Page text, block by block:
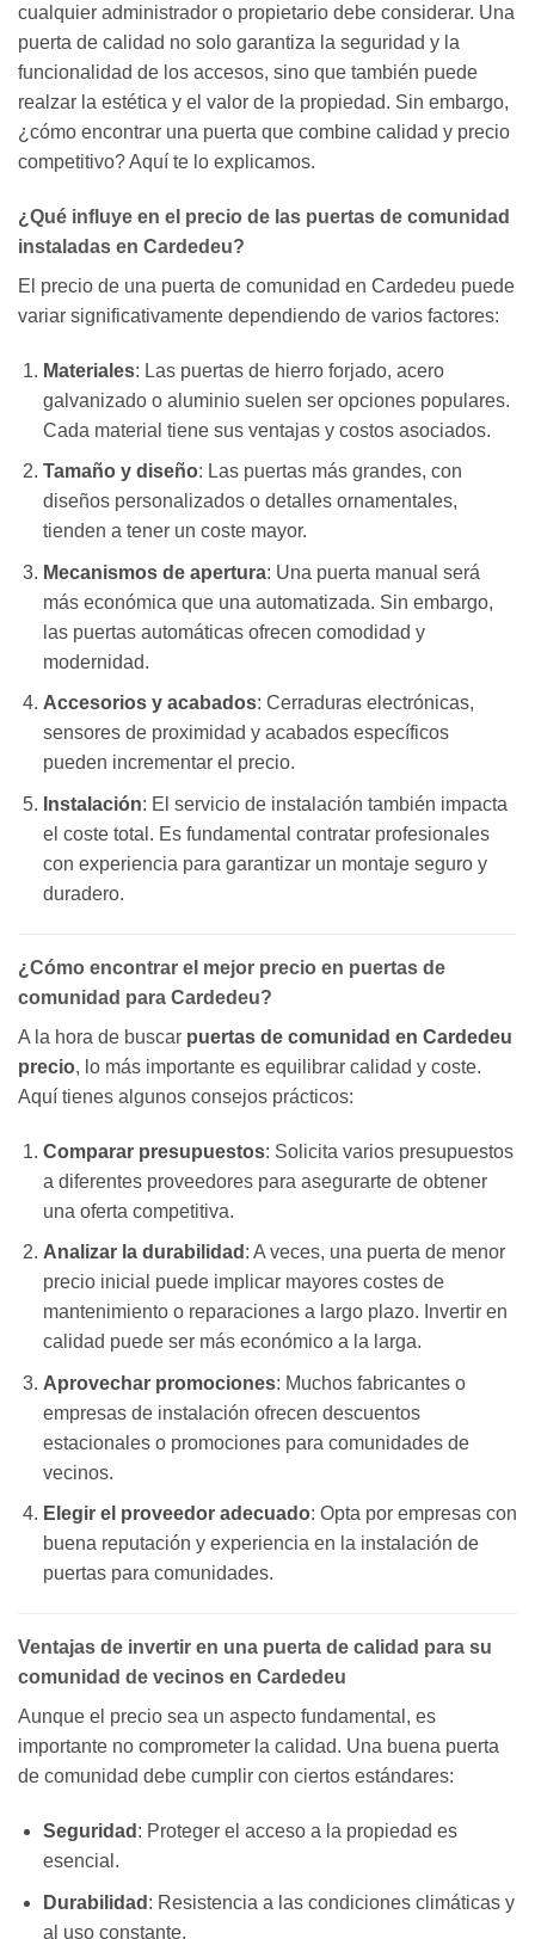
cualquier administrador o propietario debe considerar. Una
puerta de calidad no solo garantiza la seguridad y la
funcionalidad de los accesos, sino que también puede
realzar la estética y el valor de la propiedad. Sin embargo,
¿cómo encontrar una puerta que combine calidad y precio
competitivo? Aquí te lo explicamos.
¿Qué influye en el precio de las puertas de comunidad
instaladas en Cardedeu?
El precio de una puerta de comunidad en Cardedeu puede
variar significativamente dependiendo de varios factores:
Materiales: Las puertas de hierro forjado, acero
galvanizado o aluminio suelen ser opciones populares.
Cada material tiene sus ventajas y costos asociados.
Tamaño y diseño: Las puertas más grandes, con
diseños personalizados o detalles ornamentales,
tienden a tener un coste mayor.
Mecanismos de apertura: Una puerta manual será
más económica que una automatizada. Sin embargo,
las puertas automáticas ofrecen comodidad y
modernidad.
Accesorios y acabados: Cerraduras electrónicas,
sensores de proximidad y acabados específicos
pueden incrementar el precio.
Instalación: El servicio de instalación también impacta
el coste total. Es fundamental contratar profesionales
con experiencia para garantizar un montaje seguro y
duradero.
¿Cómo encontrar el mejor precio en puertas de
comunidad para Cardedeu?
A la hora de buscar puertas de comunidad en Cardedeu
precio, lo más importante es equilibrar calidad y coste.
Aquí tienes algunos consejos prácticos:
Comparar presupuestos: Solicita varios presupuestos
a diferentes proveedores para asegurarte de obtener
una oferta competitiva.
Analizar la durabilidad : A veces, una puerta de menor
precio inicial puede implicar mayores costes de
mantenimiento o reparaciones a largo plazo. Invertir en
calidad puede ser más económico a la larga.
Aprovechar promociones: Muchos fabricantes o
empresas de instalación ofrecen descuentos
estacionales o promociones para comunidades de
vecinos.
Elegir el proveedor adecuado: Opta por empresas con
buena reputación y experiencia en la instalación de
puertas para comunidades.
Ventajas de invertir en una puerta de calidad para su
comunidad de vecinos en Cardedeu
Aunque el precio sea un aspecto fundamental, es
importante no comprometer la calidad. Una buena puerta
de comunidad debe cumplir con ciertos estándares:
Seguridad : Proteger el acceso a la propiedad es
esencial.
Durabilidad : Resistencia a las condiciones climáticas y
al uso constante.